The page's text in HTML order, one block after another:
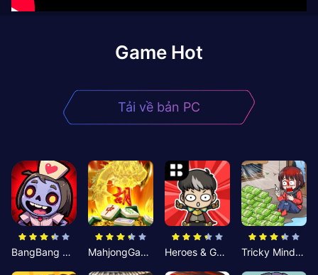
Game Hot
Tải về bản PC
BangBang Zombies:Chiến Shelter MahjongGame Heroes & Gear? Yoink! Tricky Minds: Brainy Puzzle